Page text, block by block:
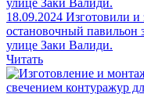
18.09.2024 Изготовили и
остановочный павильон
улице Заки Валиди.
Читать